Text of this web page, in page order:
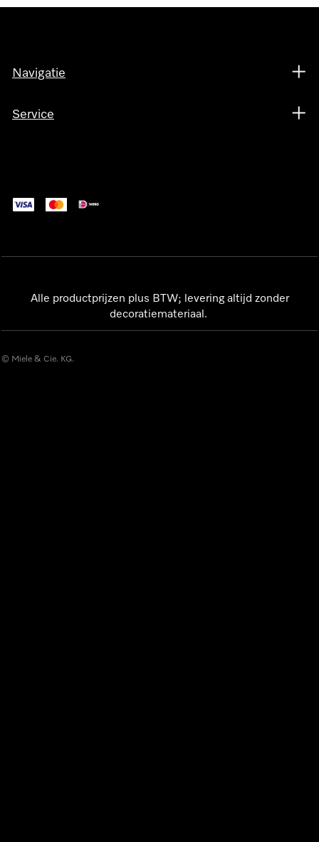
Navigatie
Service
Alle productprijzen plus BTW; levering altijd zonder
decoratiemateriaal.
© Miele & Cie. KG.